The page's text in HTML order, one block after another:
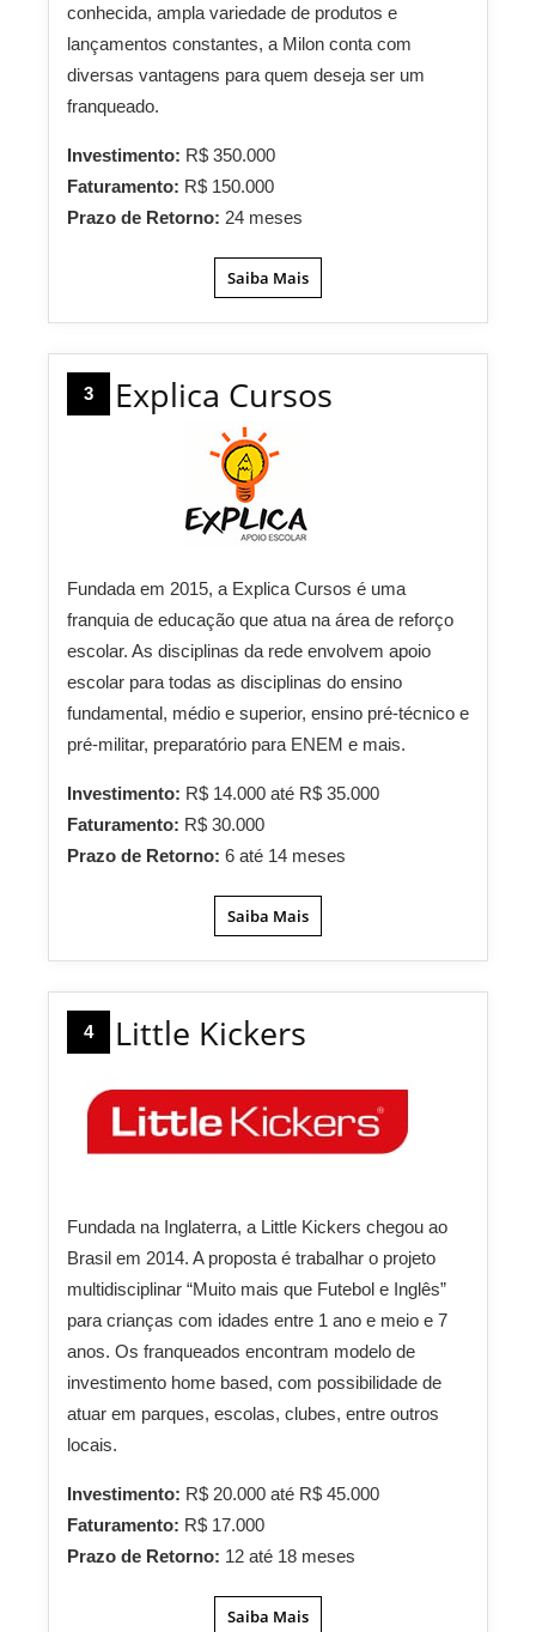
conhecida, ampla variedade de produtos e
lançamentos constantes, a Milon conta com
diversas vantagens para quem deseja ser um
franqueado.
Investimento: R$ 350.000
Faturamento: R$ 150.000
Prazo de Retorno: 24 meses
Saiba Mais
3 Explica Cursos
Fundada em 2015, a Explica Cursos é uma
franquia de educação que atua na área de reforço
escolar. As disciplinas da rede envolvem apoio
escolar para todas as disciplinas do ensino
fundamental, médio e superior, ensino pré-técnico e
pré-militar, preparatório para ENEM e mais.
Investimento: R$ 14.000 até R$ 35.000
Faturamento: R$ 30.000
Prazo de Retorno: 6 até 14 meses
Saiba Mais
4 Little Kickers
Fundada na Inglaterra, a Little Kickers chegou ao
Brasil em 2014. A proposta é trabalhar o projeto
multidisciplinar “Muito mais que Futebol e Inglês”
para crianças com idades entre 1 ano e meio e 7
anos. Os franqueados encontram modelo de
investimento home based, com possibilidade de
atuar em parques, escolas, clubes, entre outros
locais.
Investimento: R$ 20.000 até R$ 45.000
Faturamento: R$ 17.000
Prazo de Retorno: 12 até 18 meses
Saiba Mais